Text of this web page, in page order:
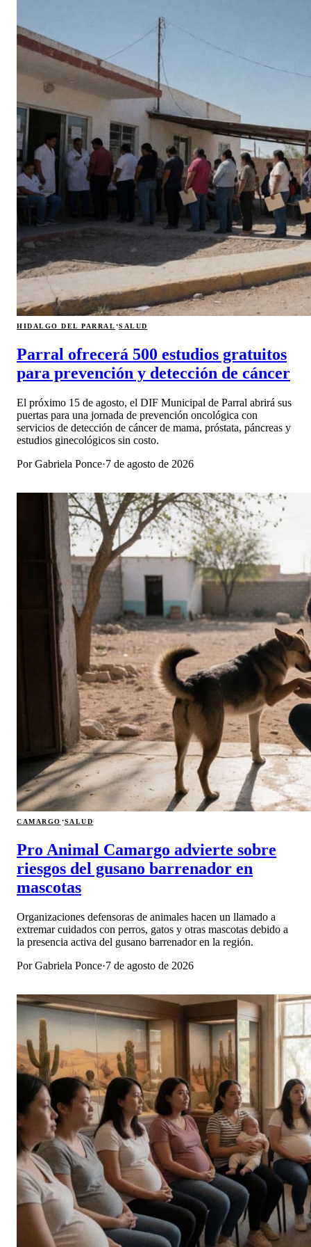
HIDALGO DEL PARRAL·SALUD
Parral ofrecerá 500 estudios gratuitos
para prevención y detección de cáncer
El próximo 15 de agosto, el DIF Municipal de Parral abrirá sus
puertas para una jornada de prevención oncológica con
servicios de detección de cáncer de mama, próstata, páncreas y
estudios ginecológicos sin costo.
PorGabriela Ponce·7 de agosto de 2026
CAMARGO ·SALUD
Pro Animal Camargo advierte sobre
riesgos del gusano barrenador en
mascotas
Organizaciones defensoras de animales hacen un llamado a
extremar cuidados con perros, gatos y otras mascotas debido a
la presencia activa del gusano barrenador en la región.
PorGabriela Ponce·7 de agosto de 2026